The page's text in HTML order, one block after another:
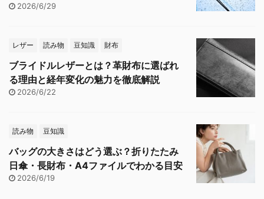
2026/6/29
レザー 読み物 豆知識 財布
ブライドルレザーとは？革財布に選ばれ
る理由と経年変化の魅力を徹底解説
2026/6/22
読み物 豆知識
バッグの大きさはどう選ぶ？折りたたみ
日傘・長財布・A4ファイルでわかる目安
2026/6/19